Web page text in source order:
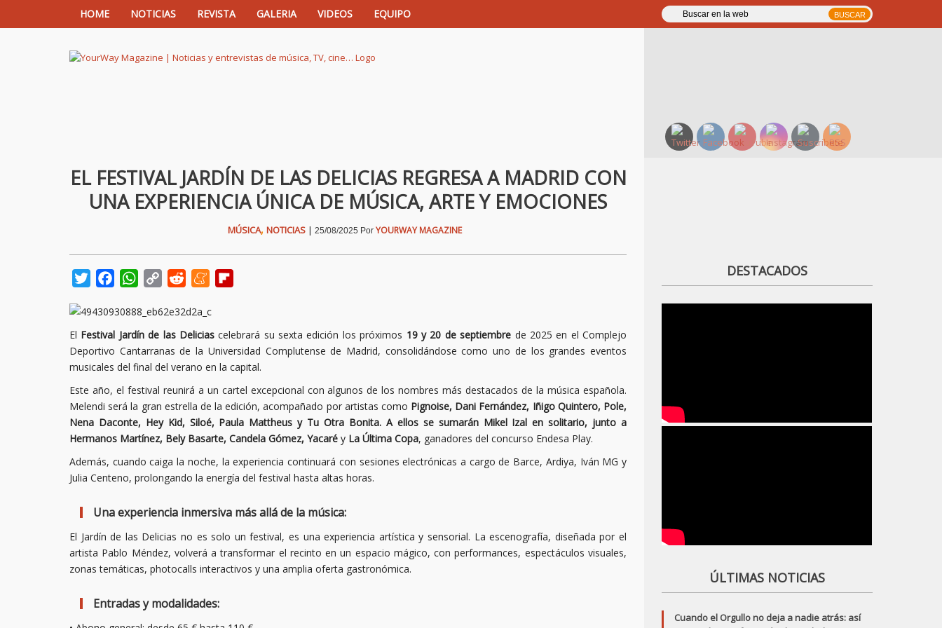
HOME NOTICIAS REVISTA GALERIA VIDEOS EQUIPO
EL FESTIVAL JARDÍN DE LAS DELICIAS REGRESA A MADRID CON
UNA EXPERIENCIA ÚNICA DE MÚSICA, ARTE Y EMOCIONES
MÚSICA, NOTICIAS| 25/08/2025 Por YOURWAY MAGAZINE
TwitterFacebookWhatsApp
Copy
Reddit Meneame
El Festival Jardín de las Deliciascelebrará su sexta edición los próximos 19 y 20 de septiembre de 2025 en el Complejo
Deportivo Cantarranas de la Universidad Complutense de Madrid, consolidándose como uno de los grandes eventos
musicales del final del verano en la capital.
Este año, el festival reunirá a un cartel excepcional con algunos de los nombres más destacados de la música española.
Melendi será la gran estrella de la edición, acompañado por artistas como Pignoise, Dani Fernández, Iñigo Quintero, Pole,
Nena Daconte, Hey Kid, Siloé, Paula Mattheus y Tu Otra Bonita. A ellos se sumarán Mikel Izal en solitario, junto a
Hermanos Martínez, Bely Basarte, Candela Gómez, Yacaré y La Última Copa, ganadores del concurso Endesa Play.
Además, cuando caiga la noche, la experiencia continuará con sesiones electrónicas a cargo de Barce, Ardiya, Iván MG y
Julia Centeno, prolongando la energía del festival hasta altas horas.
Una experiencia inmersiva más allá de la música:
El Jardín de las Delicias no es solo un festival, es una experiencia artística y sensorial. La escenografía, diseñada por el
artista Pablo Méndez, volverá a transformar el recinto en un espacio mágico, con performances, espectáculos visuales,
zonas temáticas, photocalls interactivos y una amplia oferta gastronómica.
Entradas y modalidades:
DESTACADOS
ÚLTIMAS NOTICIAS
Cuando el Orgullo no deja a nadie atrás: así